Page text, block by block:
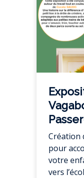
Création
pour
votre
vers